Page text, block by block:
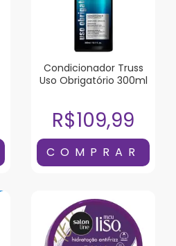
Condicionador Truss
Uso Obrigatório 300ml
R$109,99